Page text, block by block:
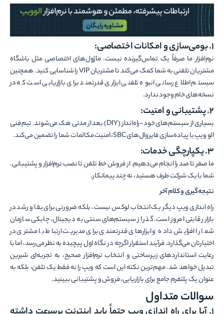
۱. بومی‌سازی و امکانات اختصاصی:
نرم‌افزار ما صرفاً یک تماس‌گیرنده نیست. ماژول‌های اختصاصی مثل باشگاه
مشتریان تلفنی به شما کمک می‌کند تا مشتریان VIP را شناسایی کنید. همچنین
سیستم اطلاع رسانی انبوه تلفنی ابزاری قدرتمند برای بازاریابی است که در
نسخه‌های خام وجود ندارد.
۲. پشتیبانی و امنیت:
بسیاری از سیستم‌های خود-راه‌انداز (DIY) بعد از مدتی هک می‌شوند. تیم فنی
الو ویپ با پیاده‌سازی فایروال‌های SBC، امنیت مکالمات شما را تضمین می‌کند.
۳. یکپارچگی خدمات:
ما صفر تا صد را انجام می‌دهیم. از فروش خط تلفن تا نصب نرم‌افزار و پشتیبانی.
شما با یک شرکت طرف هستید، نه چند پیمانکار.
نتیجه‌گیری و کلام آخر
راه اندازی ویپ دیگر یک انتخاب لوکس نیست، بلکه ضرورتی برای بقا و رشد در
بازار رقابتی امروز است. گذر از سیستم‌های سنتی به دیجیتال، چابکی سازمان
شما را افزایش داده و ابزارهای قدرتمندی برای مدیریت ارتباط با مشتری در
اختیارتان می‌گذارد. فرآیند استقرار اگرچه در نگاه اول پیچیده به نظر می‌رسد، اما با
رعایت استانداردهای زیرساختی و انتخاب نرم‌افزار صحیح، به تجربه‌ای شیرین
تبدیل خواهد شد. مهم‌ترین نکته این است که ویپ را نه فقط یک تلفن، بلکه به
عنوان یک پلتفرم جامع برای بازاریابی، فروش و پشتیبانی ببینید.
سوالات متداول